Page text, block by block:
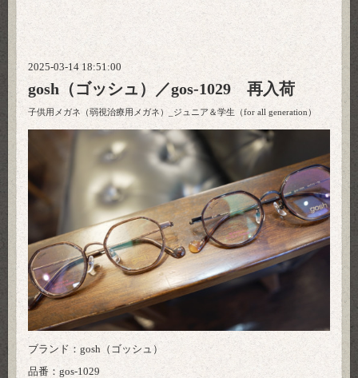
2025-03-14 18:51:00
gosh（ゴッシュ）／gos-1029 再入荷
子供用メガネ（弱視治療用メガネ）_ジュニア＆学生（for all generation）
ブランド：gosh（ゴッシュ）
品番：gos-1029